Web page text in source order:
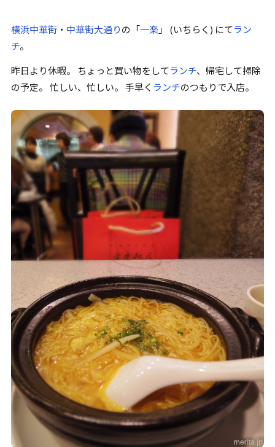
横浜中華街・ 中華街大通りの 「一楽」 (いちらく) にてラン
チ。
昨日より休暇。 ちょっと買い物をしてランチ、帰宅して掃除
の予定。 忙しい、忙しい。 手早く ランチのつもりで入店。